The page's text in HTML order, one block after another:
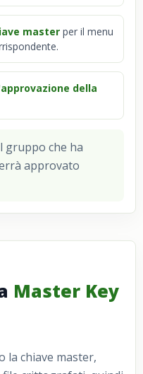
master per il menu
della
gruppo che ha
approvato
Master Key
la chiave master,